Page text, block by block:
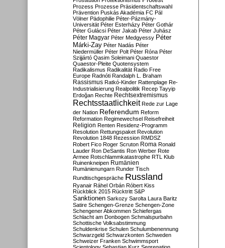
Prozess Prozesse Präsidentschaftswahl
Prävention Puskás Akadémia FC Pál
Völner Pädophilie Péter-Pázmány-
Universität Péter Esterházy Péter Gothár
Péter Gulácsi Péter Jakab Péter Juhász
Péter Magyar Péter Medgyessy Péter
Márki-Zay Péter Nadás Péter
Niedermüller Péter Polt Péter Róna Péter
Szijjártó Qasim Soleimani Quaestor
Quaestor-Pleite Quotensystem
Radikalismus Radikalität Radio Free
Europe Radnóti Randalph L. Braham
Rassismus Ratkó-Kinder Rattenplage Re-
Industrialisierung Realpolitik Recep Tayyip
Erdoğan Rechte Rechtsextremismus
Rechtsstaatlichkeit Rede zur Lage
der Nation Referendum Reform
Reformation Regimewechsel Reisefreiheit
Religion Renten Residenz-Programm
Resolution Rettungspaket Revolution
Revolution 1848 Rezession RMDSZ
Robert Fico Roger Scruton Roma Ronald
Lauder Ron DeSantis Ron Werber Rote
Armee Rotschlammkatastrophe RTL Klub
Ruinenkneipen Rumänien
Rumänienungarn Runder Tisch
Rundtischgespräche Russland
Ryanair Ráhel Orbán Róbert Kiss
Rückblick 2015 Rücktritt S&P
Sanktionen Sarkozy Sarolta Laura Baritz
Satire Schengen-Grenze Schengen-Zone
Schengener Abkommen Schiefergas
Schlacht am Donbogen Schmalspurbahn
Schottische Volksabstimmung
Schuldenkrise Schulen Schulumbenennung
Schwarzgeld Schwarzkonten Schweden
Schweizer Franken Schwimmsport